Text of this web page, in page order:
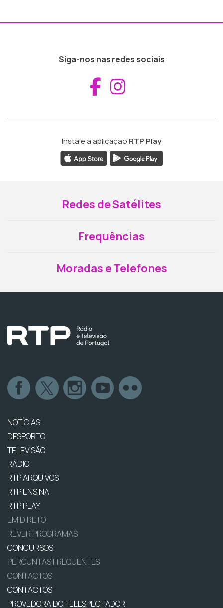
Siga-nos nas redes sociais
Aceder ao
Instale a aplicação RTP Play
Redes de Satélites
Frequências
Moradas e Telefones
NOTÍCIAS
DESPORTO
TELEVISÃO
RÁDIO
RTP ARQUIVOS
RTP ENSINA
RTP PLAY
EM DIRETO
REVER PROGRAMAS
CONCURSOS
PERGUNTAS FREQUENTES
CONTACTOS
CONTACTOS
PROVEDORA DO TELESPECTADOR